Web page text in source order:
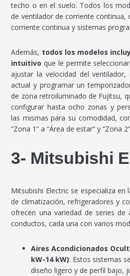
techo o en el suelo. Todos los
de ventilador de corriente
corriente continua y sistemas
Además, todos los modelos
intuitivo que le permite
ajustar la velocidad del
actual y programar un
de zona retroiluminado de Fujitsu,
configurar hasta ocho zonas y
las mismas para su comodidad,
“Zona 1” a “Área de estar” y “Zona
3- Mitsubishi
Mitsubishi Electric se especializa
de climatización, refrigeradores y
ofrecen una variedad de series de
conductos, cada una con varios
Aires Acondicionados
kW-14 kW): Estos sistemas
diseño ligero y de perfil bajo,